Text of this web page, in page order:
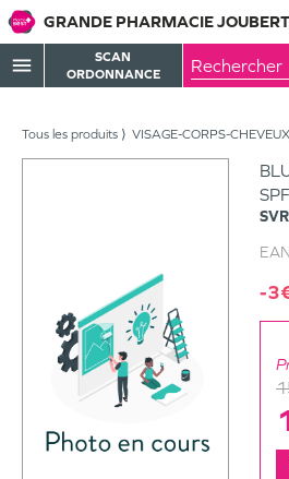
GRANDE PHARMACIE
menu
SCAN
ORDONNANCE
Tous les produits VISAGE-CORPS-CHEVEUX
SVR
-